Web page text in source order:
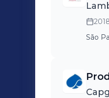
São